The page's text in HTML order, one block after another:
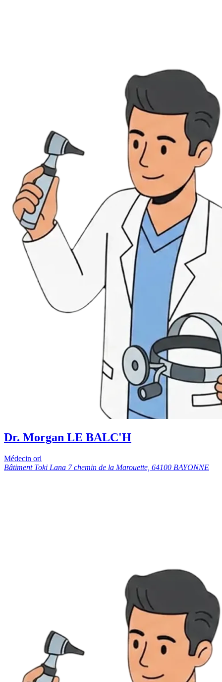
Dr. Morgan LE BALC'H
Médecin orl
Bâtiment Toki Lana 7 chemin de la Marouette, 64100 BAYONNE